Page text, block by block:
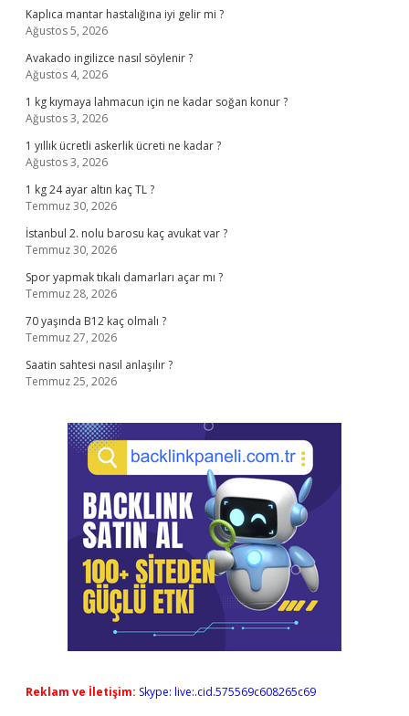
Kaplıca mantar hastalığına iyi gelir mi ?
Ağustos 5, 2026
Avakado ingilizce nasıl söylenir ?
Ağustos 4, 2026
1 kg kıymaya lahmacun için ne kadar soğan konur ?
Ağustos 3, 2026
1 yıllık ücretli askerlik ücreti ne kadar ?
Ağustos 3, 2026
1 kg 24 ayar altın kaç TL ?
Temmuz 30, 2026
İstanbul 2. nolu barosu kaç avukat var ?
Temmuz 30, 2026
Spor yapmak tıkalı damarları açar mı ?
Temmuz 28, 2026
70 yaşında B12 kaç olmalı ?
Temmuz 27, 2026
Saatin sahtesi nasıl anlaşılır ?
Temmuz 25, 2026
Reklam ve İletişim: Skype: live:.cid.575569c608265c69